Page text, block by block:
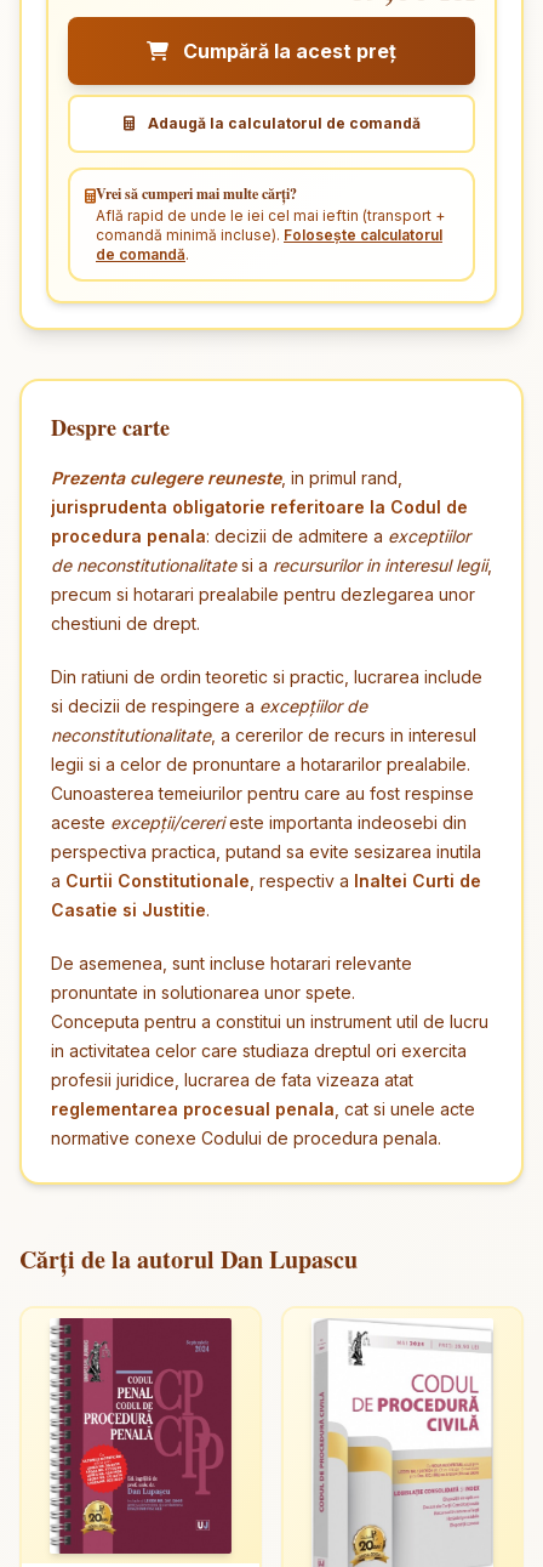
Cumpără la acest preț
Adaugă la calculatorul de comandă
Vrei să cumperi mai multe cărți?
Află rapid de unde le iei cel mai ieftin (transport +
comandă minimă incluse). Folosește calculatorul
de comandă.
Despre carte
Prezenta culegere reuneste, in primul rand,
jurisprudenta obligatorie referitoare la Codul de
procedura penala: decizii de admitere a exceptiilor
de neconstitutionalitatesi a recursurilor in interesul legii,
precum si hotarari prealabile pentru dezlegarea unor
chestiuni de drept.
Din ratiuni de ordin teoretic si practic, lucrarea include
si decizii de respingere a excepțiilor de
neconstitutionalitate, a cererilor de recurs in interesul
legii si a celor de pronuntare a hotararilor prealabile.
Cunoasterea temeiurilor pentru care au fost respinse
aceste excepții/cererieste importanta indeosebi din
perspectiva practica, putand sa evite sesizarea inutila
a Curtii Constitutionale , respectiv a Inaltei Curti de
Casatie si Justitie.
De asemenea, sunt incluse hotarari relevante
pronuntate in solutionarea unor spete.
Conceputa pentru a constitui un instrument util de lucru
in activitatea celor care studiaza dreptul ori exercita
profesii juridice, lucrarea de fata vizeaza atat
reglementarea procesual penala , cat si unele acte
normative conexe Codului de procedura penala.
Cărți de la autorul Dan Lupascu